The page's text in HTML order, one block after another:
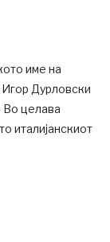
име на
Игор Дурловски
Во целава
италијанскиот